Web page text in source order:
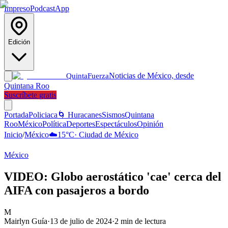
ImpresoPodcastApp
Edición
QuintaFuerzaNoticias de México, desde
Quintana Roo
Suscríbete gratis
PortadaPoliciaca 🌀 HuracanesSismosQuintana
RooMéxicoPolíticaDeportesEspectáculosOpinión
Inicio/México☁️15°C· Ciudad de México
México
VIDEO: Globo aerostático 'cae' cerca del
AIFA con pasajeros a bordo
M
Mairlyn Guía·13 de julio de 2024·2 min de lectura